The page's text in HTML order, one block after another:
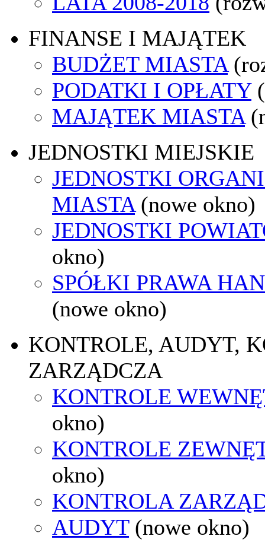
FINANSE I MAJĄTEK
BUDŻET MIASTA
PODATKI I OPŁATY
MAJĄTEK MIASTA
JEDNOSTKI MIEJSKIE
JEDNOSTKI
MIASTA (nowe okno)
JEDNOSTKI
okno)
SPÓŁKI PRAWA
(nowe okno)
KONTROLE, AUDYT,
ZARZĄDCZA
KONTROLE
okno)
KONTROLE
okno)
KONTROLA
AUDYT (nowe okno)